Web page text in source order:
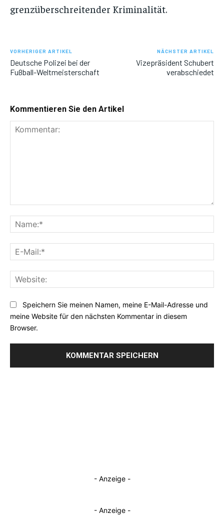
- Anzeige -
- Anzeige -
grenzüberschreitender Kriminalität.
VORHERIGER ARTIKEL
Deutsche Polizei bei der
Fußball-Weltmeisterschaft
NÄCHSTER ARTIKEL
Vizepräsident Schubert
verabschiedet
Kommentieren Sie den Artikel
Speichern Sie meinen Namen, meine E-Mail-Adresse und
meine Website für den nächsten Kommentar in diesem
Browser.